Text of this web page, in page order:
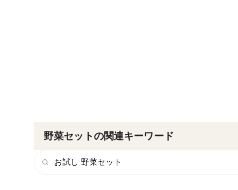
野菜セットの関連キーワード
お試し 野菜セット